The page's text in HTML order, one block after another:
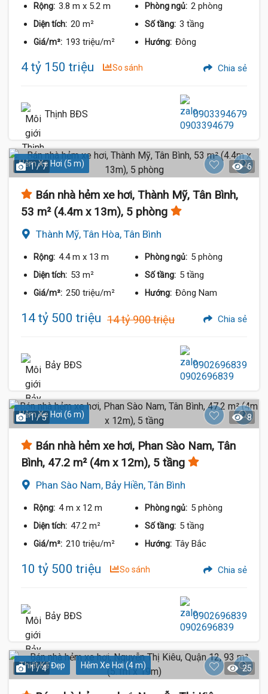
Rộng: 3.8 m x 5.2 m Phòng ngủ: 2 phòng
Diện tích: 20 m² Số tầng: 3 tầng
Giá/m²: 193 triệu/m² Hướng: Đông
4 tỷ 150 triệu So sánh Chia sẻ
Thịnh BĐS 0903394679
Hẻm Xe Hơi (5 m)
1 / 7 6
Bán nhà hẻm xe hơi, Thành Mỹ, Tân Bình,
53 m² (4.4m x 13m), 5 phòng
Thành Mỹ, Tân Hòa, Tân Bình
Rộng: 4.4 m x 13 m Phòng ngủ: 5 phòng
Diện tích: 53 m² Số tầng: 5 tầng
Giá/m²: 250 triệu/m² Hướng: Đông Nam
14 tỷ 500 triệu 14 tỷ 900 triệu Chia sẻ
Bảy BĐS 0902696839
Hẻm Xe Hơi (6 m)
1 / 5 8
Bán nhà hẻm xe hơi, Phan Sào Nam, Tân
Bình, 47.2 m² (4m x 12m), 5 tầng
Phan Sào Nam, Bảy Hiền, Tân Bình
Rộng: 4 m x 12 m Phòng ngủ: 5 phòng
Diện tích: 47.2 m² Số tầng: 5 tầng
Giá/m²: 210 triệu/m² Hướng: Tây Bắc
10 tỷ 500 triệu So sánh Chia sẻ
Bảy BĐS 0902696839
Thiết Kế Đẹp Hẻm Xe Hơi (4 m)
1 / 4 25